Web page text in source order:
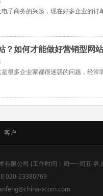
子商务的兴起，现在好多企业的
？如何才能做好营销型网
很多企业家都很迷惑的问题，经
客户
有限公司 (工作时间：周一~周五 早
020-23380769
vcom.com